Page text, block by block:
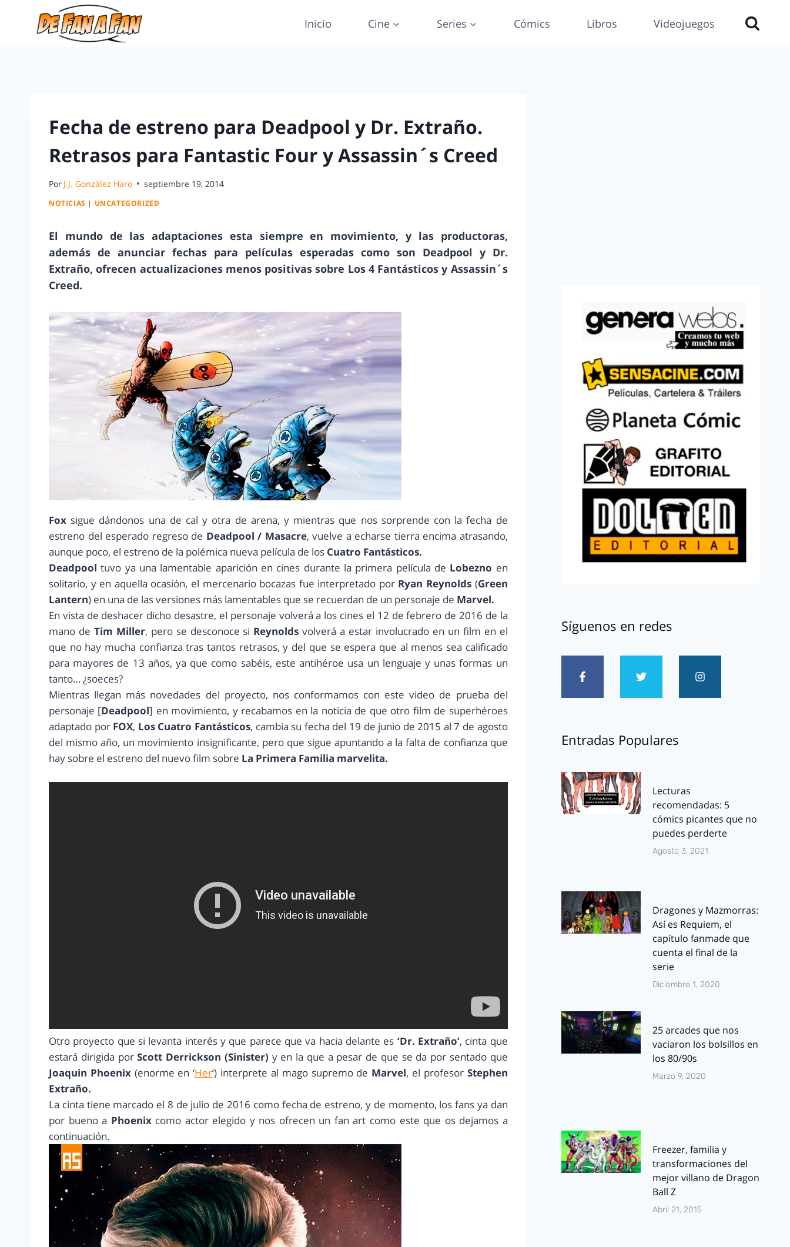
Inicio Cine Series Cómics Libros Videojuegos
Fecha de estreno para Deadpool y Dr. Extraño.
Retrasos para Fantastic Four y Assassin´s Creed
Por J.J. González Haro septiembre 19, 2014
NOTICIAS | UNCATEGORIZED
El mundo de las adaptaciones esta siempre en movimiento, y las productoras,
además de anunciar fechas para películas esperadas como son Deadpool y Dr.
Extraño, ofrecen actualizaciones menos positivas sobre Los 4 Fantásticos y Assassin´s
Creed.
Fox sigue dándonos una de cal y otra de arena, y mientras que nos sorprende con la fecha de
estreno del esperado regreso de Deadpool / Masacre, vuelve a echarse tierra encima atrasando,
aunque poco, el estreno de la polémica nueva película de los Cuatro Fantásticos.
Deadpool tuvo ya una lamentable aparición en cines durante la primera película de Lobezno en
solitario, y en aquella ocasión, el mercenario bocazas fue interpretado porRyan Reynolds (Green
Lantern) en una de las versiones más lamentables que se recuerdan de un personaje de Marvel.
En vista de deshacer dicho desastre, el personaje volverá a los cines el 12 de febrero de 2016 de la
mano de Tim Miller, pero se desconoce si Reynolds volverá a estar involucrado en un film en el
que no hay mucha confianza tras tantos retrasos, y del que se espera que al menos sea calificado
para mayores de 13 años, ya que como sabéis, este antihéroe usa un lenguaje y unas formas un
tanto… ¿soeces?
Mientras llegan más novedades del proyecto, nos conformamos con este video de prueba del
personaje [Deadpool] en movimiento, y recabamos en la noticia de que otro film de superhéroes
adaptado por FOX, Los Cuatro Fantásticos, cambia su fecha del 19 de junio de 2015 al 7 de agosto
del mismo año, un movimiento insignificante, pero que sigue apuntando a la falta de confianza que
hay sobre el estreno del nuevo film sobre La Primera Familia marvelita.
Otro proyecto que si levanta interés y que parece que va hacia delante es ‘Dr. Extraño’, cinta que
estará dirigida porScott Derrickson (Sinister) y en la que a pesar de que se da por sentado que
Joaquin Phoenix(enorme en ‘Her‘) interprete al mago supremo de Marvel, el profesor Stephen
Extraño.
La cinta tiene marcado el 8 de julio de 2016 como fecha de estreno, y de momento, los fans ya dan
por bueno a Phoenixcomo actor elegido y nos ofrecen un fan art como este que os dejamos a
continuación.
Síguenos en redes
Entradas Populares
Lecturas
recomendadas: 5
cómics picantes que no
puedes perderte
Agosto 3, 2021
Dragones y Mazmorras:
Así es Requiem, el
capítulo fanmade que
cuenta el final de la
serie
Diciembre 1, 2020
25 arcades que nos
vaciaron los bolsillos en
los 80/90s
Marzo 9, 2020
Freezer, familia y
transformaciones del
mejor villano de Dragon
Ball Z
Abril 21, 2015